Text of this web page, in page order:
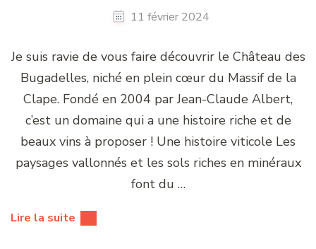
11 février 2024
Je suis ravie de vous faire découvrir le Château des
Bugadelles, niché en plein cœur du Massif de la
Clape. Fondé en 2004 par Jean-Claude Albert,
c’est un domaine qui a une histoire riche et de
beaux vins à proposer ! Une histoire viticole Les
paysages vallonnés et les sols riches en minéraux
font du …
Lire la suite